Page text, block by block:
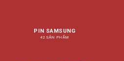
PIN SAMSUNG
42 SẢN PHẨM